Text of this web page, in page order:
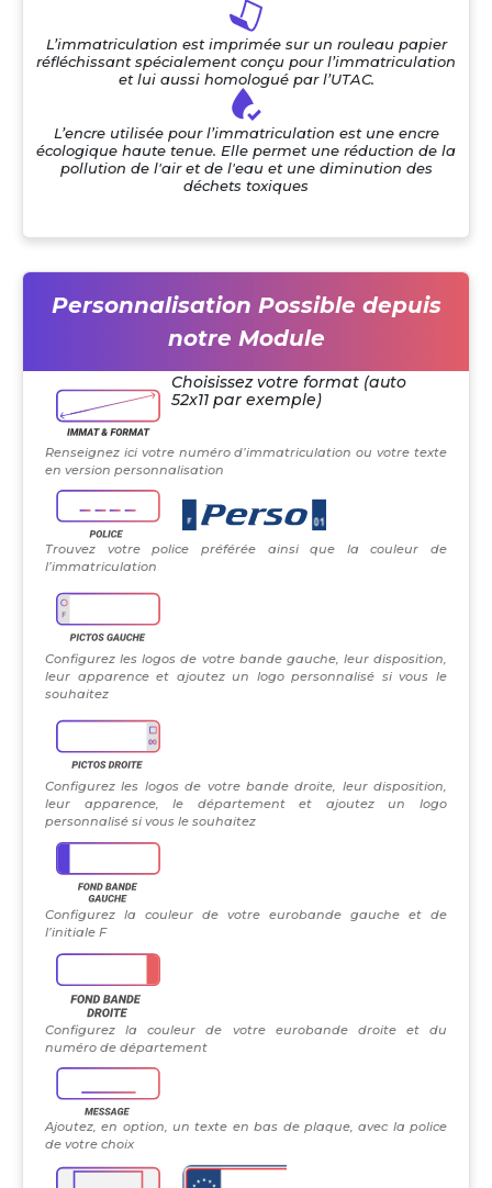
L’immatriculation est imprimée sur un rouleau papier
réfléchissant spécialement conçu pour l’immatriculation
et lui aussi homologué par l’UTAC.
L’encre utilisée pour l’immatriculation est une encre
écologique haute tenue. Elle permet une réduction de la
pollution de l'air et de l'eau et une diminution des
déchets toxiques
Personnalisation Possible depuis
notre Module
Choisissez votre format (auto
52x11 par exemple)
Renseignez ici votre numéro d’immatriculation ou votre texte
en version personnalisation
Trouvez votre police préférée ainsi que la couleur de
l’immatriculation
Configurez les logos de votre bande gauche, leur disposition,
leur apparence et ajoutez un logo personnalisé si vous le
souhaitez
Configurez les logos de votre bande droite, leur disposition,
leur apparence, le département et ajoutez un logo
personnalisé si vous le souhaitez
Configurez la couleur de votre eurobande gauche et de
l’initiale F
Configurez la couleur de votre eurobande droite et du
numéro de département
Ajoutez, en option, un texte en bas de plaque, avec la police
de votre choix